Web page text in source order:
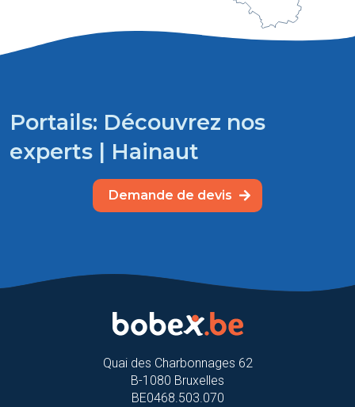
Portails: Découvrez nos
experts | Hainaut
Demande de devis
Quai des Charbonnages 62
B-1080 Bruxelles
BE0468.503.070